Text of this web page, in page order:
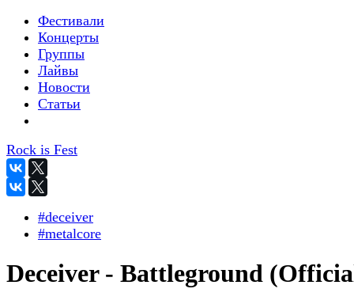
Фестивали
Концерты
Группы
Лайвы
Новости
Статьи
Rock is Fest
#deceiver
#metalcore
Deceiver - Battleground